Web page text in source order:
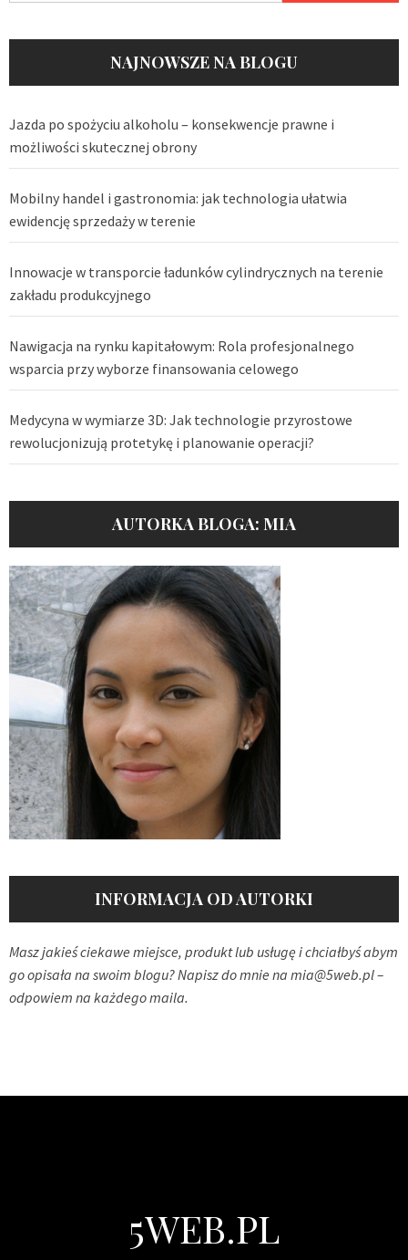
NAJNOWSZE NA BLOGU
Jazda po spożyciu alkoholu – konsekwencje prawne i
możliwości skutecznej obrony
Mobilny handel i gastronomia: jak technologia ułatwia
ewidencję sprzedaży w terenie
Innowacje w transporcie ładunków cylindrycznych na terenie
zakładu produkcyjnego
Nawigacja na rynku kapitałowym: Rola profesjonalnego
wsparcia przy wyborze finansowania celowego
Medycyna w wymiarze 3D: Jak technologie przyrostowe
rewolucjonizują protetykę i planowanie operacji?
AUTORKA BLOGA: MIA
INFORMACJA OD AUTORKI
Masz jakieś ciekawe miejsce, produkt lub usługę i chciałbyś abym
go opisała na swoim blogu? Napisz do mnie na mia@5web.pl–
odpowiem na każdego maila.
5WEB.PL